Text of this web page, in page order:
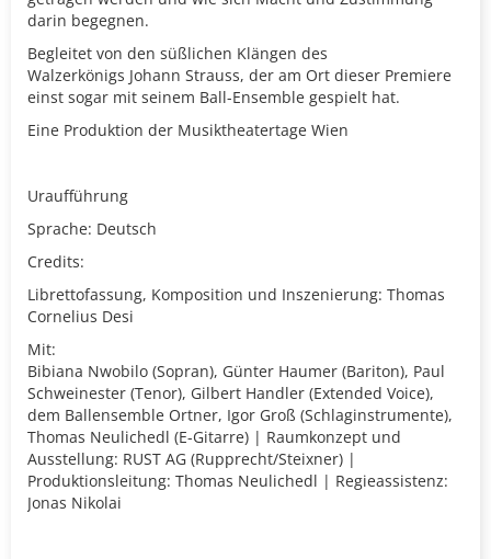
darin begegnen.
Begleitet von den süßlichen Klängen des
Walzerkönigs Johann Strauss, der am Ort dieser Premiere
einst sogar mit seinem Ball-Ensemble gespielt hat.
Eine Produktion der Musiktheatertage Wien
Uraufführung
Sprache: Deutsch
Credits:
Librettofassung, Komposition und Inszenierung: Thomas
Cornelius Desi
Mit:
Bibiana Nwobilo (Sopran), Günter Haumer (Bariton), Paul
Schweinester (Tenor), Gilbert Handler (Extended Voice),
dem Ballensemble Ortner, Igor Groß (Schlaginstrumente),
Thomas Neulichedl (E-Gitarre) | Raumkonzept und
Ausstellung: RUST AG (Rupprecht/Steixner) |
Produktionsleitung: Thomas Neulichedl | Regieassistenz:
Jonas Nikolai